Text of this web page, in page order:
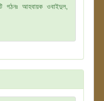
গঠনঃ আহবায়ক ওবাইদুল,